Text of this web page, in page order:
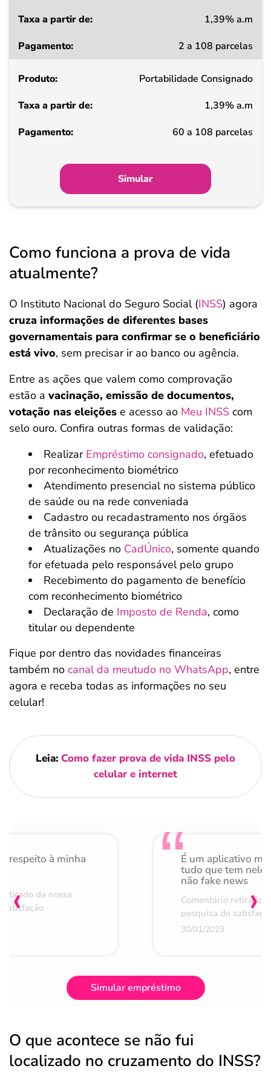
a
de
Pagamento
1,39% a.m
2 a 108 parcelas
Portabilidade Consignado
1,39% a.m
60 a 108 parcelas
Simular
Como funciona a prova de vida
atualmente?
O Instituto Nacional do Seguro Social (INSS) agora
cruza informações de diferentes bases
governamentais para confirmar se o beneficiário
está vivo, sem precisar ir ao banco ou agência.
Entre as ações que valem como comprovação
estão a vacinação, emissão de documentos,
votação nas eleições e acesso ao Meu INSS com
selo ouro. Confira outras formas de validação:
Realizar Empréstimo consignado, efetuado
por reconhecimento biométrico
Atendimento presencial no sistema público
de saúde ou na rede conveniada
Cadastro ou recadastramento nos órgãos
de trânsito ou segurança pública
Atualizações no CadÚnico, somente quando
for efetuada pelo responsável pelo grupo
Recebimento do pagamento de benefício
com reconhecimento biométrico
Declaração de Imposto de Renda, como
titular ou dependente
Fique por dentro das novidades financeiras
também no canal da meutudo no WhatsApp, entre
agora e receba todas as informações no seu
celular!
Leia: Como fazer prova de vida INSS pelo
celular e internet
respeito à minha
da nossa
É um aplicativo
tudo que tem nele
não fake news
Comentário retirado
pesquisa de
30/01/2023
‹ ›
Simular empréstimo
O que acontece se não fui
localizado no cruzamento do INSS?